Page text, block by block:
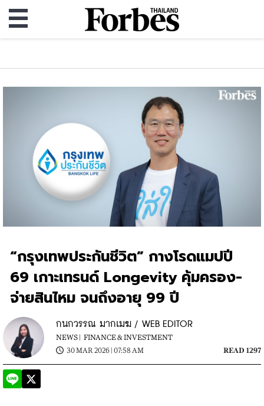
“กรุงเทพประกันชีวิต” กางโรดแมปปี
69 เกาะเทรนด์ Longevity คุ้มครอง-
จ่ายสินไหม จนถึงอายุ 99 ปี
กนกวรรณ มากเมฆ / WEB EDITOR
NEWS | FINANCE & INVESTMENT
30 MAR 2026 | 07:58 AM
READ 1297